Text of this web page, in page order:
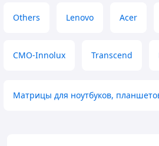
Others Lenovo Acer
CMO-Innolux Transcend
Матрицы для ноутбуков,